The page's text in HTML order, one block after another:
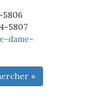
5807
dame-
»